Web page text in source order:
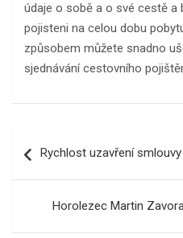
údaje o sobě a o své cestě a
pojisteni na celou dobu
způsobem můžete snadno
sjednávání cestovního
proRychlost uzavření
Horolezec Martin